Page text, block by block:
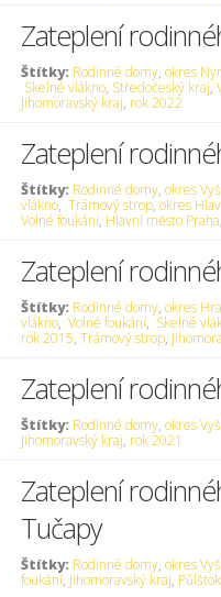
Zateplení
Štítky: Rodinné domy, okres
Skelné vlákno, Středočeský kraj,
Jihomoravský kraj, rok 2022
Zateplení
Štítky: Rodinné domy, okres
vlákno, Trámový strop, okres
Volné foukání, Hlavní město Praha
Zateplení
Štítky: Rodinné domy, okres
vlákno, Volné foukání, Skelné
rok 2015, Trámový strop,
Zateplení
Štítky: Rodinné domy, okres
Jihomoravský kraj, rok 2021
Zateplení
Tučapy
Štítky: Rodinné domy, okres
foukání, Jihomoravský kraj,